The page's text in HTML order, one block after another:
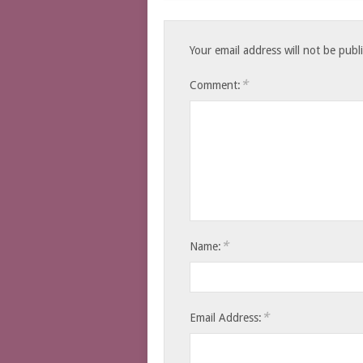
Your email address will not be
Comment: *
Name: *
Email Address: *